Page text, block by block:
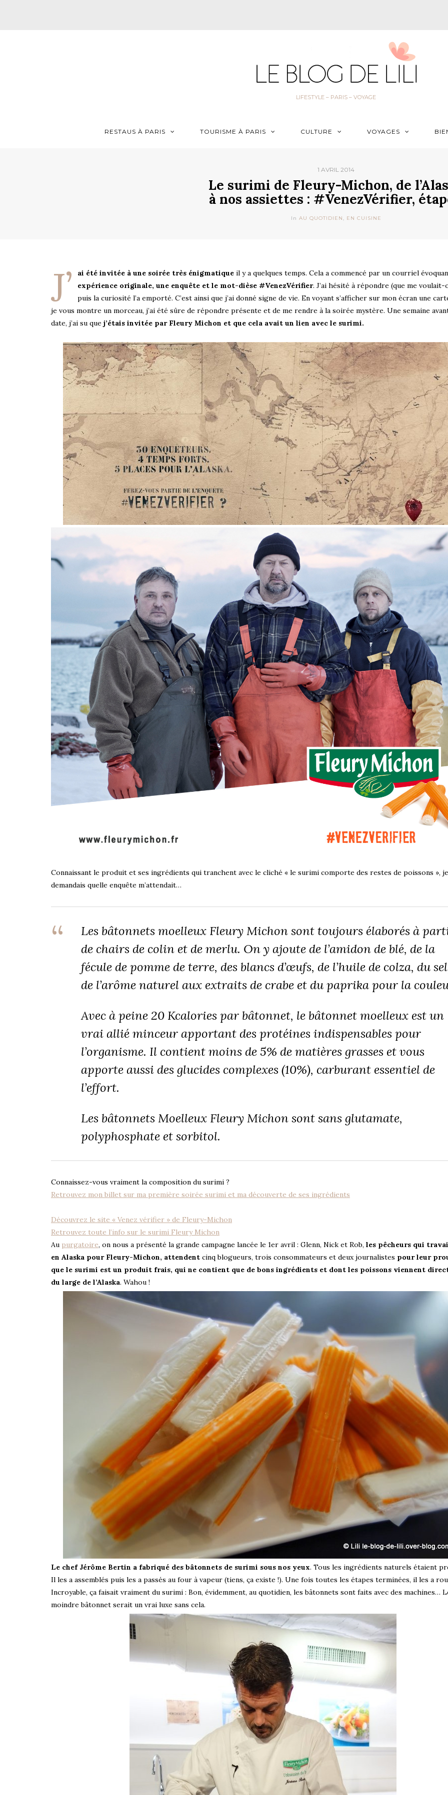
LIFESTYLE – PARIS – VOYAGE
RESTAUS À PARIS TOURISME À PARIS CULTURE VOYAGES
1 AVRIL 2014
Le surimi de Fleury-Michon, de
à nos assiettes : #VenezVérifier,
In AU QUOTIDIEN, EN CUISINE
J’ ai été invitée à une soirée très énigmatique il y a quelques temps. Cela a commencé par un courriel
expérience originale, une enquête et le mot-dièse #VenezVérifier. J’ai hésité à répondre (que me voulait-
puis la curiosité l’a emporté. C’est ainsi que j’ai donné signe de vie. En voyant s’afficher sur mon écran une
je vous montre un morceau, j’ai été sûre de répondre présente et de me rendre à la soirée mystère. Une semaine
date, j’ai su que j’étais invitée par Fleury Michon et que cela avait un lien avec le surimi.
Connaissant le produit et ses ingrédients qui tranchent avec le cliché « le surimi comporte des restes de poissons »,
demandais quelle enquête m’attendait…
Les bâtonnets moelleux Fleury Michon sont toujours élaborés à
de chairs de colin et de merlu. On y ajoute de l’amidon de blé, de la
fécule de pomme de terre, des blancs d’œufs, de l’huile de colza, du
de l’arôme naturel aux extraits de crabe et du paprika pour la
Avec à peine 20 Kcalories par bâtonnet, le bâtonnet moelleux est un
vrai allié minceur apportant des protéines indispensables pour
l’organisme. Il contient moins de 5% de matières grasses et vous
apporte aussi des glucides complexes (10%), carburant essentiel de
l’effort.
Les bâtonnets Moelleux Fleury Michon sont sans glutamate,
polyphosphate et sorbitol.
Connaissez-vous vraiment la composition du surimi ?
Retrouvez mon billet sur ma première soirée surimi et ma découverte de ses ingrédients
Découvrez le site « Venez vérifier » de Fleury-Michon
Retrouvez toute l’info sur le surimi Fleury Michon
Au purgatoire, on nous a présenté la grande campagne lancée le 1er avril : Glenn, Nick et Rob, les pêcheurs qui
en Alaska pour Fleury-Michon, attendent cinq blogueurs, trois consommateurs et deux journalistes pour leur
que le surimi est un produit frais, qui ne contient que de bons ingrédients et dont les poissons viennent
du large de l’Alaska. Wahou !
Le chef Jérôme Bertin a fabriqué des bâtonnets de surimi sous nos yeux. Tous les ingrédients naturels étaient
Il les a assemblés puis les a passés au four à vapeur (tiens, ça existe !). Une fois toutes les étapes terminées, il les a
Incroyable, ça faisait vraiment du surimi : Bon, évidemment, au quotidien, les bâtonnets sont faits avec des machines…
moindre bâtonnet serait un vrai luxe sans cela.